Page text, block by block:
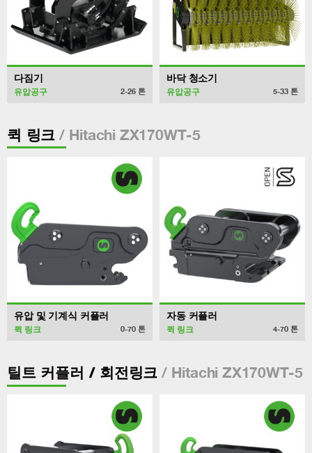
다짐기
유압공구 2-26 톤
바닥 청소기
유압공구 5-33 톤
퀵 링크 / Hitachi ZX170WT-5
유압 및 기계식 커플러
퀵 링크 0-70 톤
자동 커플러
퀵 링크 4-70 톤
틸트 커플러 / 회전링크 / Hitachi ZX170WT-5